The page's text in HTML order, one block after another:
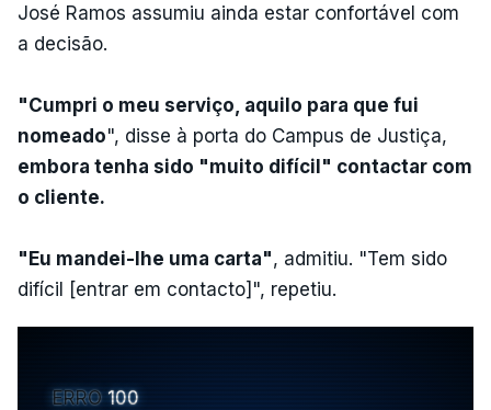
José Ramos assumiu ainda estar confortável com
a decisão.
"Cumpri o meu serviço, aquilo para que fui
nomeado", disse à porta do Campus de Justiça,
embora tenha sido "muito difícil" contactar com
o cliente.
"Eu mandei-lhe uma carta", admitiu. "Tem sido
difícil [entrar em contacto]", repetiu.
ERRO 100